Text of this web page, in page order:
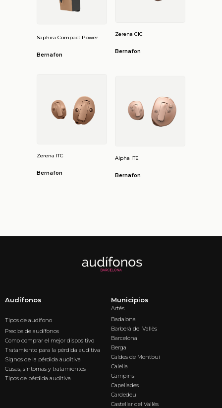
Saphira Compact Power
Bernafon
Zerena CIC
Bernafon
Zerena ITC
Bernafon
Alpha ITE
Bernafon
Audífonos
Tipos de audífono
Precios de audífonos
Como comprar el mejor dispositivo
Tratamiento para la pérdida auditiva
Signos de la pérdida auditiva
Cusas, síntomas y tratamientos
Tipos de pérdida auditiva
Municipios
Artés
Badalona
Barberà del Vallès
Barcelona
Berga
Caldes de Montbui
Calella
Campins
Capellades
Cardedeu
Castellar del Vallès